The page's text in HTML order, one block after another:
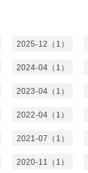
2025-12（1）
2024-04（1）
2023-04（1）
2022-04（1）
2021-07（1）
2020-11（1）